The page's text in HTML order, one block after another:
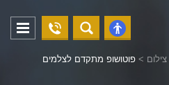
פתח
נגישות
04-
8294228
פתח
צילום > פוטושופ מתקדם לצלמים